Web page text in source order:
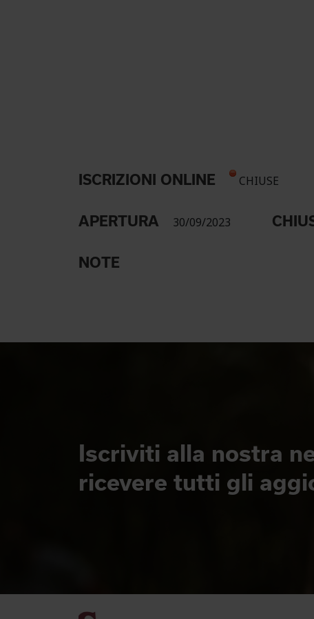
ISCRIZIONI ONLINE CHIUSE
APERTURA 30/09/2023
NOTE
Iscriviti alla nostra
ricevere tutti gli